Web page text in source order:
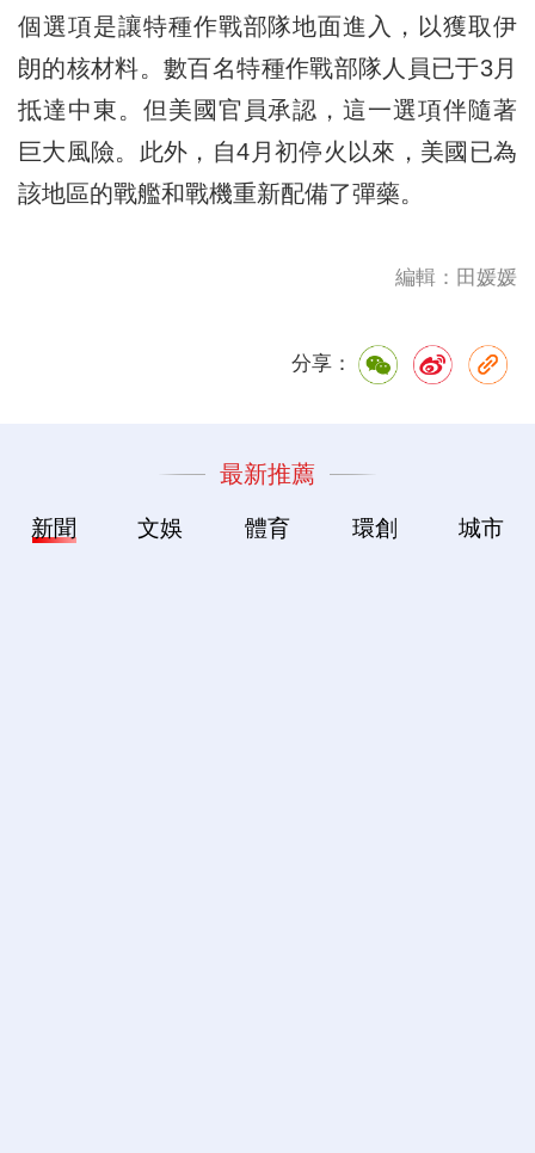
個選項是讓特種作戰部隊地面進入，以獲取伊
朗的核材料。數百名特種作戰部隊人員已于3月
抵達中東。但美國官員承認，這一選項伴隨著
巨大風險。此外，自4月初停火以來，美國已為
該地區的戰艦和戰機重新配備了彈藥。
編輯：田媛媛
分享：
最新推薦
新聞 文娛 體育 環創 城市